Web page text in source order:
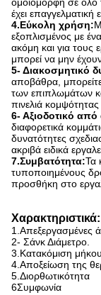
έχει επαγγελματική
4.Εύκολη χρήση:
εξοπλισμένος με
ακόμη και για τους
μπορεί να μην
5- Διακοσμητικό
αποβάθρα,
των επιπλωμάτων
πινελιά κομψότητας
6- Αξιοδοτικό
διαφορετικά
δυνατότητες
ακριβά ειδικά
7.Συμβατότητα:Τα
τυποποιημένους
προσθήκη στο
Χαρακτηριστικά:
1.Απεξεργασμένες
2- Σάνκ Διάμετρο.
3.Κατακόμιση
4.Αποξείωση της
5.Διορθωτικότητα
6Συμφωνία